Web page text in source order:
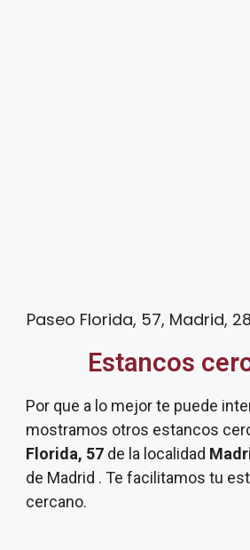
Paseo Florida, 57, Madrid,
Estancos
Por que a lo mejor te puede
mostramos otros estancos
Florida, 57 de la localidad
de Madrid . Te facilitamos tu
cercano.